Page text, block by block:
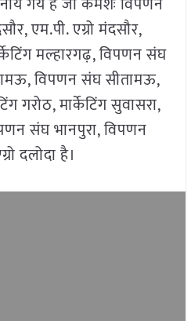
एम.पी. एग्रो मंदसौर,
मल्हारगढ़, विपणन संघ
विपणन संघ सीतामऊ,
गरोठ, मार्केटिंग सुवासरा,
संघ भानपुरा, विपणन
दलोदा है।